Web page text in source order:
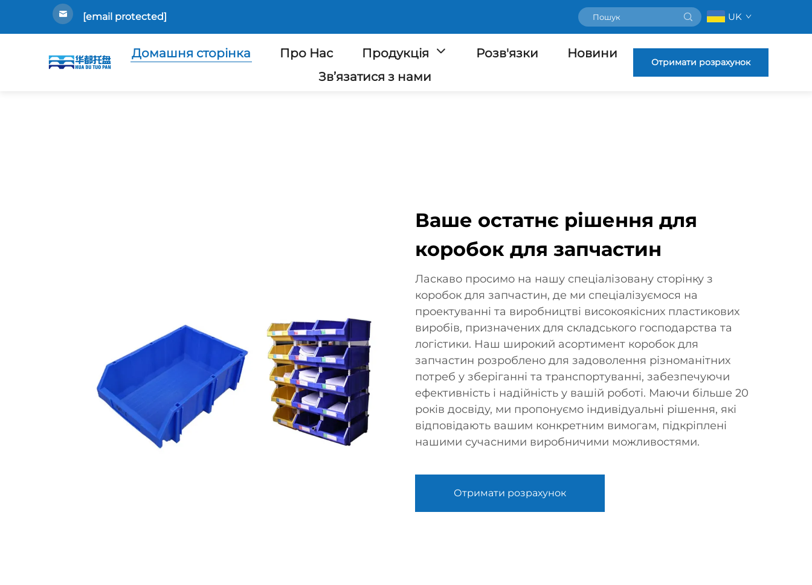
[email protected] UK
Домашня сторінка Про Нас Продукція Розв'язки
Новини
Зв’язатися з нами
Отримати розрахунок
Ваше остатнє рішення для
коробок для запчастин
Ласкаво просимо на нашу спеціалізовану сторінку з
коробок для запчастин, де ми спеціалізуємося на
проектуванні та виробництві високоякісних пластикових
виробів, призначених для складського господарства та
логістики. Наш широкий асортимент коробок для
запчастин розроблено для задоволення різноманітних
потреб у зберіганні та транспортуванні, забезпечуючи
ефективність і надійність у вашій роботі. Маючи більше 20
років досвіду, ми пропонуємо індивідуальні рішення, які
відповідають вашим конкретним вимогам, підкріплені
нашими сучасними виробничими можливостями.
Отримати розрахунок